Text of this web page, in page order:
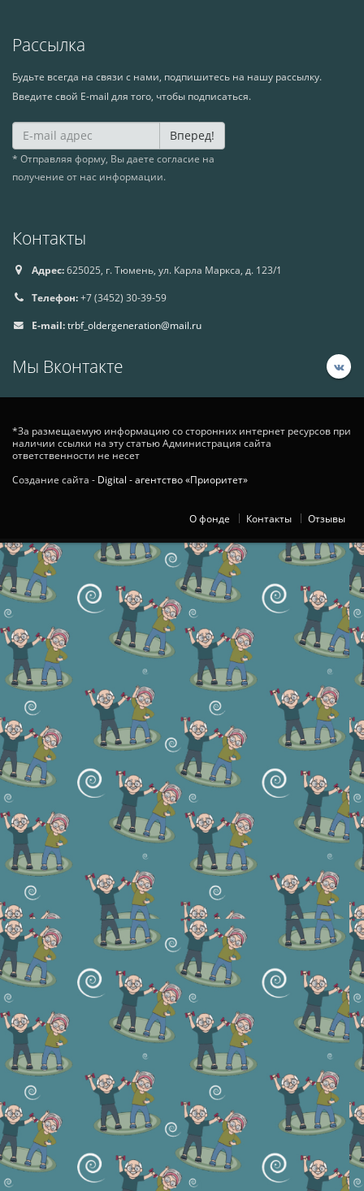
Рассылка
Будьте всегда на связи с нами, подпишитесь на нашу рассылку.
Введите свой E-mail для того, чтобы подписаться.
Вперед!
* Отправляя форму, Вы даете согласие на
получение от нас информации.
Контакты
Адрес:625025, г. Тюмень, ул. Карла Маркса, д. 123/1
Телефон:+7 (3452) 30-39-59
E-mail:trbf_oldergeneration@mail.ru
Мы Вконтакте
*За размещаемую информацию со сторонних интернет ресурсов при
наличии ссылки на эту статью Администрация сайта
ответственности не несет
Создание сайта - Digital - агентство «Приоритет»
О фонде Контакты Отзывы